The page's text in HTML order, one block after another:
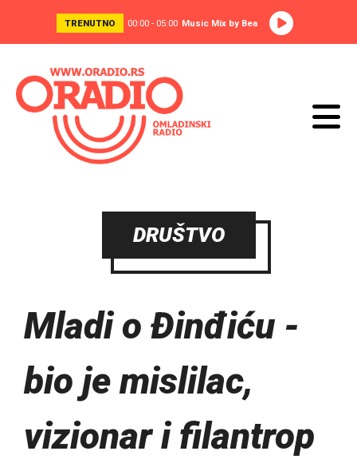
TRENUTNO 00:00 - 05:00 Music Mix by Bea
DRUŠTVO
Mladi o Đinđiću -
bio je mislilac,
vizionar i filantrop